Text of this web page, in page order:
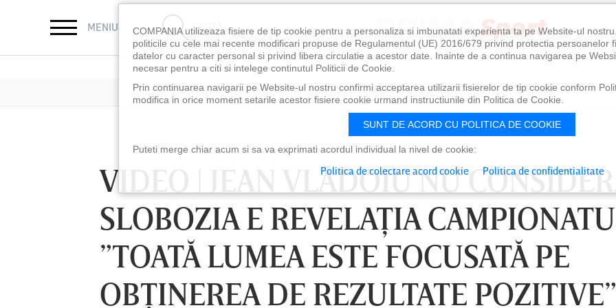
MENIU CAUTĂ
VIDEO | JEAN VLĂDOIU NU
SLOBOZIA E REVELAŢIA
”TOATĂ LUMEA ESTE FOCUSATĂ PE
OBŢINEREA DE REZULTATE POZITIVE”
LUNI 10 AUG, 18:30 LUNI 10 AUG, 21:30 VINERI 07 AUG, 21:00
COMPANIA utilizeaza fisiere de tip cookie pentru a personaliza si imbunatati experienta ta pe Website-ul
politicile cu cele mai recente modificari propuse de Regulamentul (UE) 2016/679 privind protectia persoanelor
datelor cu caracter personal si privind libera circulatie a acestor date. Inainte de a continua navigarea pe
necesar pentru a citi si intelege continutul Politicii de Cookie.
Prin continuarea navigarii pe Website-ul nostru confirmi acceptarea utilizarii fisierelor de tip cookie conform
modifica in orice moment setarile acestor fisiere cookie urmand instructiunile din Politica de Cookie.
SUNT DE ACORD CU POLITICA DE COOKIE
Puteti merge chiar acum si sa va exprimati acordul individual la nivel de cookie:
Politica de colectare acord cookie Politica de confidentialitate